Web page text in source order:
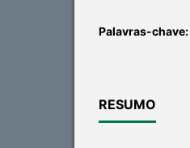
Palavras-chave:
RESUMO